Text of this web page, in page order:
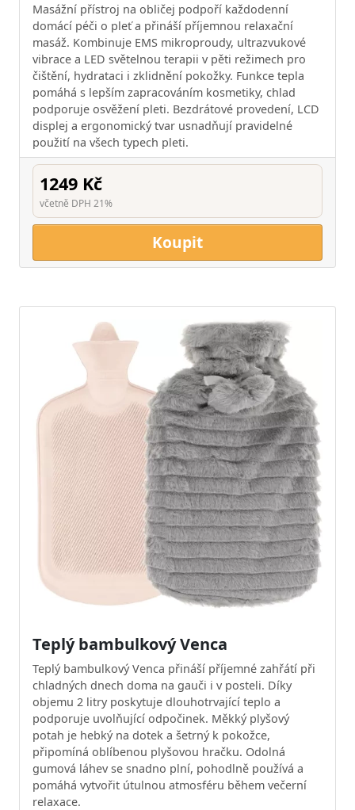
Masážní přístroj na obličej podpoří každodenní
domácí péči o pleť a přináší příjemnou relaxační
masáž. Kombinuje EMS mikroproudy, ultrazvukové
vibrace a LED světelnou terapii v pěti režimech pro
čištění, hydrataci i zklidnění pokožky. Funkce tepla
pomáhá s lepším zapracováním kosmetiky, chlad
podporuje osvěžení pleti. Bezdrátové provedení, LCD
displej a ergonomický tvar usnadňují pravidelné
použití na všech typech pleti.
1249 Kč
včetně DPH 21%
Koupit
Teplý bambulkový Venca
Teplý bambulkový Venca přináší příjemné zahřátí při
chladných dnech doma na gauči i v posteli. Díky
objemu 2 litry poskytuje dlouhotrvající teplo a
podporuje uvolňující odpočinek. Měkký plyšový
potah je hebký na dotek a šetrný k pokožce,
připomíná oblíbenou plyšovou hračku. Odolná
gumová láhev se snadno plní, pohodlně používá a
pomáhá vytvořit útulnou atmosféru během večerní
relaxace.